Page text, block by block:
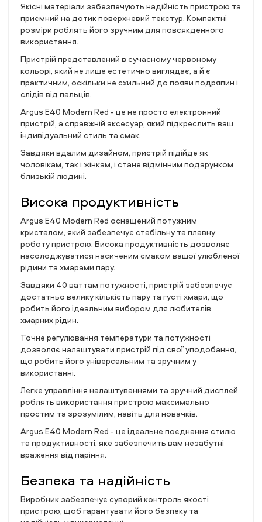
Якісні матеріали забезпечують надійність пристрою та
приємний на дотик поверхневий текстур. Компактні
розміри роблять його зручним для повсякденного
використання.
Пристрій представлений в сучасному червоному
кольорі, який не лише естетично виглядає, а й є
практичним, оскільки не схильний до появи подряпин і
слідів від пальців.
Argus E40 Modern Red - це не просто електронний
пристрій, а справжній аксесуар, який підкреслить ваш
індивідуальний стиль та смак.
Завдяки вдалим дизайном, пристрій підійде як
чоловікам, так і жінкам, і стане відмінним подарунком
близькій людині.
Висока продуктивність
Argus E40 Modern Red оснащений потужним
кристалом, який забезпечує стабільну та плавну
роботу пристрою. Висока продуктивність дозволяє
насолоджуватися насиченим смаком вашої улюбленої
рідини та хмарами пару.
Завдяки 40 ваттам потужності, пристрій забезпечує
достатньо велику кількість пару та густі хмари, що
робить його ідеальним вибором для любителів
хмарних рідин.
Точне регулювання температури та потужності
дозволяє налаштувати пристрій під свої уподобання,
що робить його універсальним та зручним у
використанні.
Легке управління налаштуваннями та зручний дисплей
роблять використання пристрою максимально
простим та зрозумілим, навіть для новачків.
Argus E40 Modern Red - це ідеальне поєднання стилю
та продуктивності, яке забезпечить вам незабутні
враження від паріння.
Безпека та надійність
Виробник забезпечує суворий контроль якості
пристрою, щоб гарантувати його безпеку та